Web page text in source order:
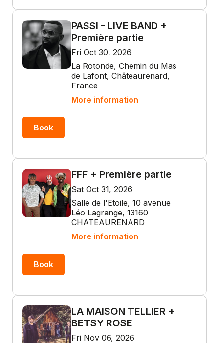
PASSI - LIVE BAND +
Première partie
Fri Oct 30, 2026
La Rotonde, Chemin du Mas
de Lafont, Châteaurenard,
France
More information
Book
FFF + Première partie
Sat Oct 31, 2026
Salle de l'Etoile, 10 avenue
Léo Lagrange, 13160
CHATEAURENARD
More information
Book
LA MAISON TELLIER +
BETSY ROSE
Fri Nov 06, 2026